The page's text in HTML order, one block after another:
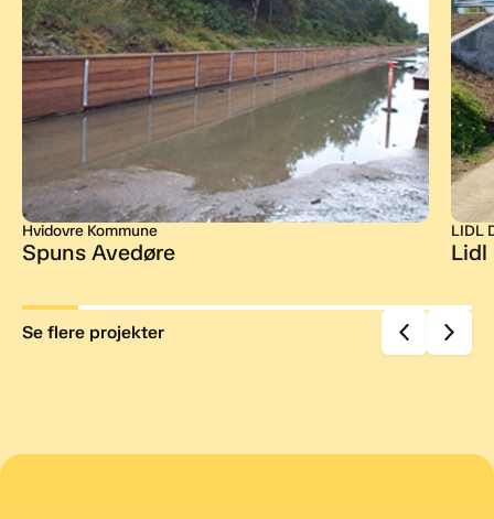
Se flere projekter
Hvidovre Kommune
Spuns Avedøre
LIDL
Lidl